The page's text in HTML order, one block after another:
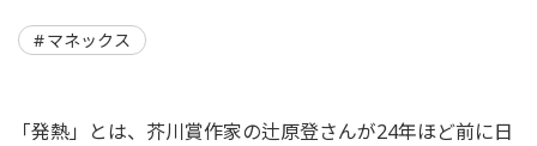
マネックス
「発熱」とは、芥川賞作家の辻原登さんが24年ほど前に日